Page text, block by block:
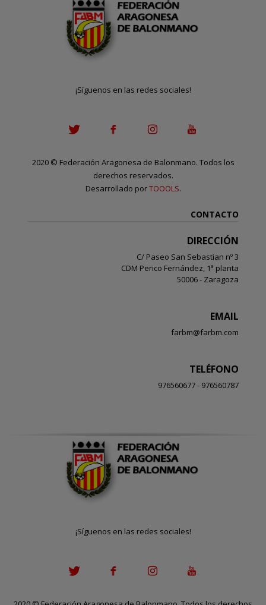
¡Síguenos en las redes sociales!
2020 © Federación Aragonesa de Balonmano. Todos los
derechos reservados.
Desarrollado porTOOOLS.
CONTACTO
DIRECCIÓN
C/ Paseo San Sebastian nº 3
CDM Perico Fernández, 1ª planta
50006 - Zaragoza
EMAIL
farbm@farbm.com
TELÉFONO
976560677 - 976560787
¡Síguenos en las redes sociales!